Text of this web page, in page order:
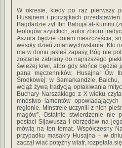
W okresie, kiedy po raz pierwszy
Husajnem i początkach
Bagdadzie żył Ibn Babuja al-Kummi
teologów szyickich, autor zbioru
Aszura będzie dniem nieszczęścia,
wesoły dzień zmartwychwstania. Kto
ma w domu jakieś zapasy, Bóg nie
zostanie zabrany do najniższego
świeżej krwi, albo gdy słońce będzie
pana męczenników, Husajna! Ów
Środkowej: w Samarkandzie,
wciąż żywą tradycją opłakiwania
Buchary Narszakiego z X wieku
mnóstwo lamentów
regionie. Minstrele uczynili z nich
magów”. Ostatnie stwierdzenie nie
postaci Sijawusza i obrzędów na
mówią na ten temat. Współczesny
przypadku masakry Husajna – w
zaczął wiać potężny wiatr, rozpętała